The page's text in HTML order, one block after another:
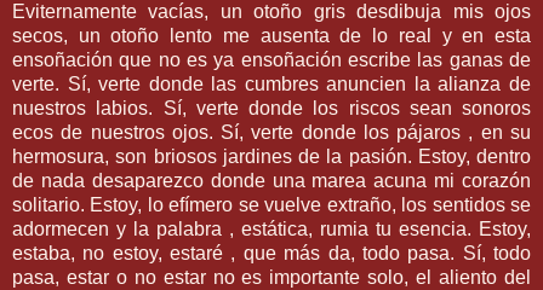
Eviternamente vacías, un otoño gris desdibuja mis ojos
secos, un otoño lento me ausenta de lo real y en esta
ensoñación que no es ya ensoñación escribe las ganas de
verte. Sí, verte donde las cumbres anuncien la alianza de
nuestros labios. Sí, verte donde los riscos sean sonoros
ecos de nuestros ojos. Sí, verte donde los pájaros , en su
hermosura, son briosos jardines de la pasión. Estoy, dentro
de nada desaparezco donde una marea acuna mi corazón
solitario. Estoy, lo efímero se vuelve extraño, los sentidos se
adormecen y la palabra , estática, rumia tu esencia. Estoy,
estaba, no estoy, estaré , que más da, todo pasa. Sí, todo
pasa, estar o no estar no es importante solo, el aliento del